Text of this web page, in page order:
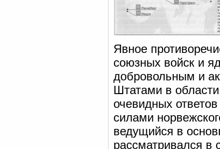
Явное
союзных войск и
добровольным и
Штатами в
очевидных
силами
ведущийся в
рассматривался в